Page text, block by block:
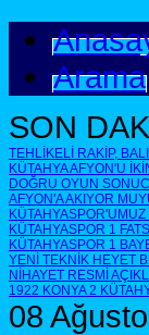
Arama
SON
TEHLİKELİ RAKİP,
KÜTAHYA AFYON'U
DOĞRU OYUN
AFYON'A AKIYOR
KÜTAHYASPOR 1
KÜTAHYASPOR 1
YENİ TEKNİK HEYET
NİHAYET RESMİ
1922 KONYA 2
08